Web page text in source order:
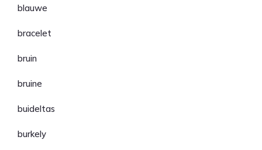
blauwe
bracelet
bruin
bruine
buideltas
burkely